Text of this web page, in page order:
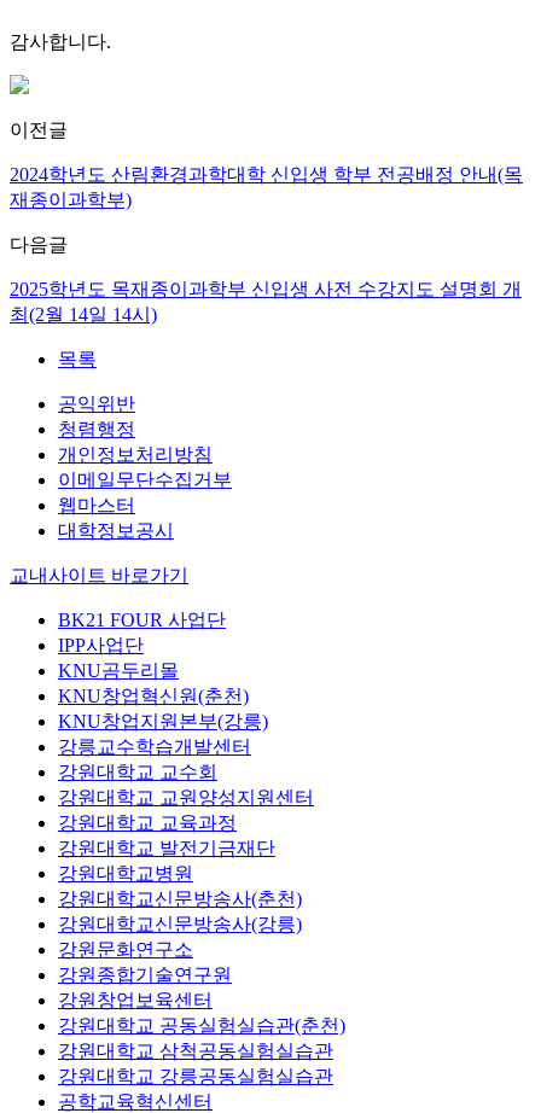
감사합니다.
이전글
2024학년도 산림환경과학대학 신입생 학부 전공배정 안내(목
재종이과학부)
다음글
2025학년도 목재종이과학부 신입생 사전 수강지도 설명회 개
최(2월 14일 14시)
목록
공익위반
청렴행정
개인정보처리방침
이메일무단수집거부
웹마스터
대학정보공시
교내사이트 바로가기
BK21 FOUR 사업단
IPP사업단
KNU곰두리몰
KNU창업혁신원(춘천)
KNU창업지원본부(강릉)
강릉교수학습개발센터
강원대학교 교수회
강원대학교 교원양성지원센터
강원대학교 교육과정
강원대학교 발전기금재단
강원대학교병원
강원대학교신문방송사(춘천)
강원대학교신문방송사(강릉)
강원문화연구소
강원종합기술연구원
강원창업보육센터
강원대학교 공동실험실습관(춘천)
강원대학교 삼척공동실험실습관
강원대학교 강릉공동실험실습관
공학교육혁신센터